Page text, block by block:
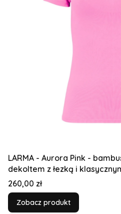
LARMA - Aurora Pink -
dekoltem z łezką i
Cena
260,00 zł
Zobacz produkt